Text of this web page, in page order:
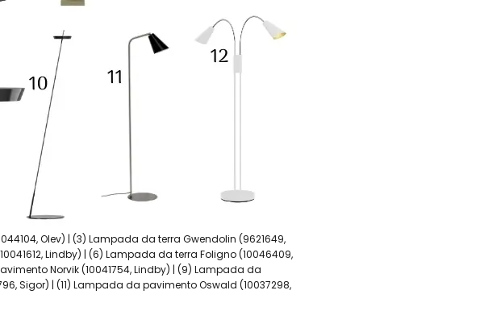
Olev) | (3) Lampada da terra Gwendolin (9621649,
Lindby) | (6) Lampada da terra Foligno (10046409,
Norvik (10041754, Lindby) | (9) Lampada da
Sigor) | (11) Lampada da pavimento Oswald (10037298,